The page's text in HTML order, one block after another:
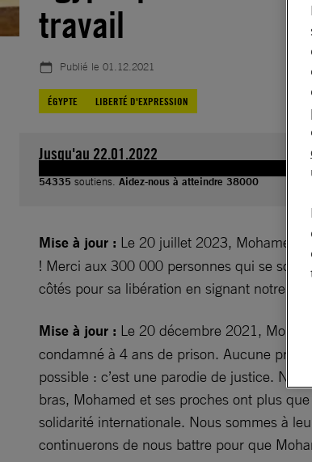
travail
Publié le 01.12.2021
ÉGYPTE LIBERTÉ D'EXPRESSION
Jusqu'au 22.01.2022
54335 soutiens. Aidez-nous à atteindre 38000
Mise à jour : Le 20 juillet 2023, Mohamed
! Merci aux 300 000 personnes qui se sont
côtés pour sa libération en signant notre
Mise à jour : Le 20 décembre 2021,
condamné à 4 ans de prison. Aucune
possible : c’est une parodie de justice. Ne
bras, Mohamed et ses proches ont plus
solidarité internationale. Nous sommes à
continuerons de nous battre pour que